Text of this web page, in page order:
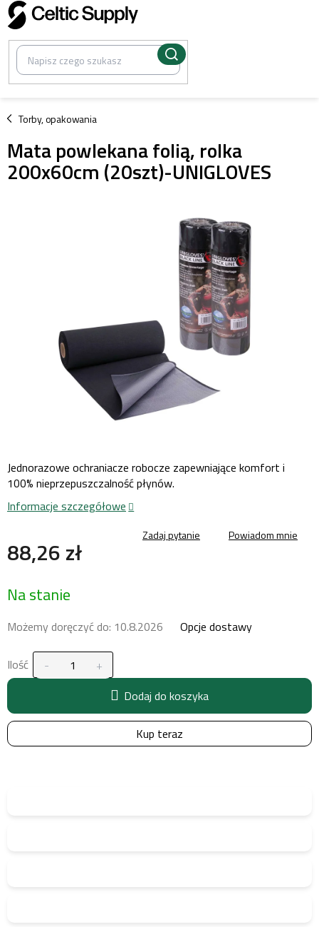
Przejść
do
treści
Torby, opakowania
/
Mata powlekana folią, rolka
200x60cm (20szt)-UNIGLOVES
88,26 zł
jednostkowa:
Na stanie
Możemy doręczyć do: 10.8.2026 Opcje dostawy
Ilość
Dodaj do koszyka
Kup teraz
Jednorazowe ochraniacze robocze zapewniające komfort i
100% nieprzepuszczalność płynów.
Informacje szczegółowe
Zadaj pytanie Powiadom mnie